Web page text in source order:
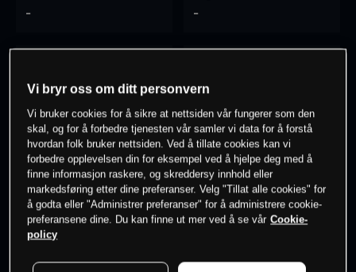
- -
-
0% av kunder erpå dette instrumentet
Søk om konto
Vi bryr oss om ditt personvern
Vi bruker cookies for å sikre at nettsiden vår fungerer som den
skal, og for å forbedre tjenesten vår samler vi data for å forstå
hvordan folk bruker nettsiden. Ved å tillate cookies kan vi
forbedre opplevelsen din for eksempel ved å hjelpe deg med å
finne informasjon raskere, og skreddersy innhold eller
markedsføring etter dine preferanser. Velg "Tillat alle cookies" for
å godta eller "Administrer preferanser" for å administrere cookie-
preferansene dine. Du kan finne ut mer ved å se vår Cookie-
policy